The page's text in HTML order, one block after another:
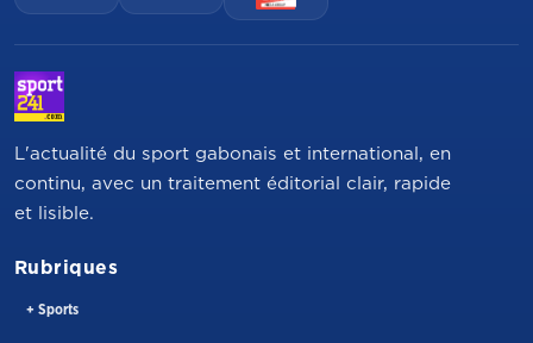
L'actualité du sport gabonais et international, en
continu, avec un traitement éditorial clair, rapide
et lisible.
Rubriques
+ Sports